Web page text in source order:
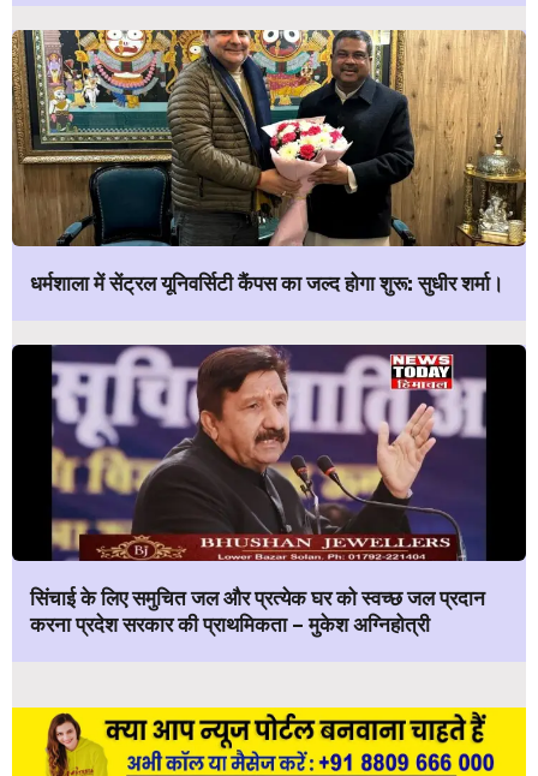
धर्मशाला में सेंट्रल यूनिवर्सिटी कैंपस का जल्द होगा शुरू: सुधीर शर्मा।
सिंचाई के लिए समुचित जल और प्रत्येक घर को स्वच्छ जल प्रदान
करना प्रदेश सरकार की प्राथमिकता – मुकेश अग्निहोत्री